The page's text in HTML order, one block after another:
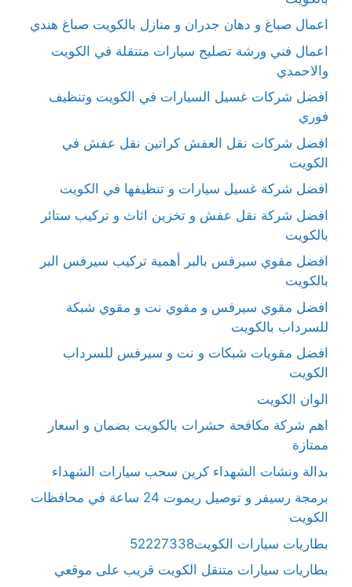
اعمال صباغ و دهان جدران و منازل بالكويت صباغ هندي
اعمال فني ورشة تصليح سيارات متنقلة في الكويت
والاحمدي
افضل شركات غسيل السيارات في الكويت وتنظيف
فوري
افضل شركات نقل العفش كراتين نقل عفش في
الكويت
افضل شركة غسيل سيارات و تنظيفها في الكويت
افضل شركة نقل عفش و تخزين اثاث و تركيب ستائر
بالكويت
افضل مقوي سيرفس بالبر أهمية تركيب سيرفس البر
بالكويت
افضل مقوي سيرفس و مقوي نت و مقوي شبكة
للسرداب بالكويت
افضل مقويات شبكات و نت و سيرفس للسرداب
الكويت
الوان الكويت
اهم شركة مكافحة حشرات بالكويت بضمان و اسعار
ممتازة
بدالة ونشات الشهداء كرين سحب سيارات الشهداء
برمجة رسيفر و توصيل ريموت 24 ساعة في محافظات
الكويت
بطاريات سيارات الكويت52227338
بطاريات سيارات متنقل الكويت قريب على موقعي